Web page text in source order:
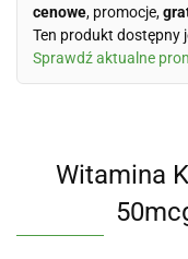
cenowe, promocje,
Ten produkt dostępny
Sprawdź aktualne
Witamina